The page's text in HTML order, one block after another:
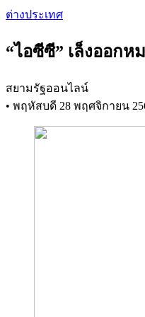
Skip
content
ต่างประเทศ
“ไอซีซี” เล็งออก
สยามรัฐออนไลน์
• พฤหัสบดี 28 พฤศจิกายน